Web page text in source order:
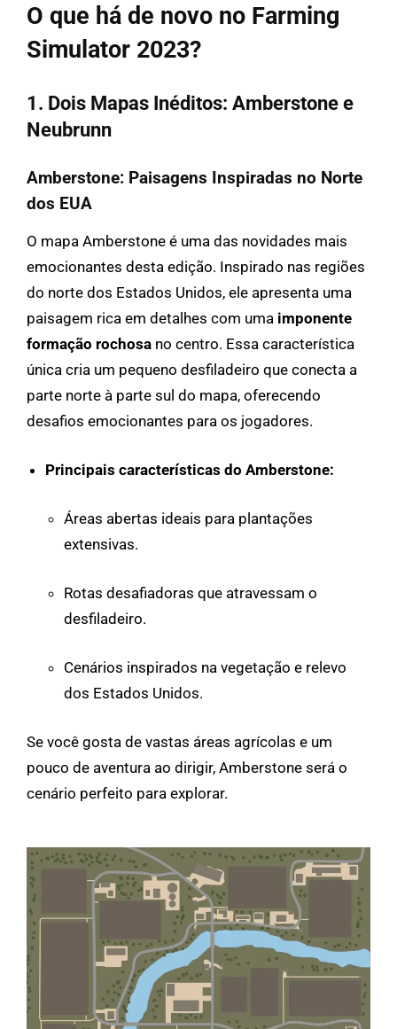
O que há de novo no Farming
Simulator 2023?
1. Dois Mapas Inéditos: Amberstone e
Neubrunn
Amberstone: Paisagens Inspiradas no Norte
dos EUA
O mapa Amberstone é uma das novidades mais
emocionantes desta edição. Inspirado nas regiões
do norte dos Estados Unidos, ele apresenta uma
paisagem rica em detalhes com uma imponente
formação rochosa no centro. Essa característica
única cria um pequeno desfiladeiro que conecta a
parte norte à parte sul do mapa, oferecendo
desafios emocionantes para os jogadores.
Principais características do Amberstone:
Áreas abertas ideais para plantações
extensivas.
Rotas desafiadoras que atravessam o
desfiladeiro.
Cenários inspirados na vegetação e relevo
dos Estados Unidos.
Se você gosta de vastas áreas agrícolas e um
pouco de aventura ao dirigir, Amberstone será o
cenário perfeito para explorar.